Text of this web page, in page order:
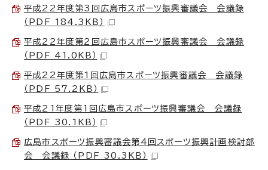
平成22年度第3回広島市スポーツ振興審議会 会議録
（PDF 184.3KB）
平成22年度第2回広島市スポーツ振興審議会 会議録
（PDF 41.0KB）
平成22年度第1回広島市スポーツ振興審議会 会議録
（PDF 57.2KB）
平成21年度第1回広島市スポーツ振興審議会 会議録
（PDF 30.1KB）
広島市スポーツ振興審議会第4回スポーツ振興計画検討部
会 会議録 （PDF 30.3KB）